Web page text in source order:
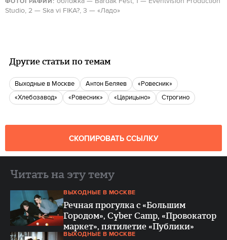
Studio, 2 — Ska vi FIKA?, 3 — «Ладо»
Другие статьи по темам
Выходные в Москве Антон Беляев
«Ровесник»
«Хлебозавод»
«Ровесник» «Царицыно» Строгино
СКОПИРОВАТЬ ССЫЛКУ
Читать на эту тему
ВЫХОДНЫЕ В МОСКВЕ
Речная прогулка с «Большим
Городом», Cyber Camp, «Провокатор
маркет», пятилетие «Публики»
ВЫХОДНЫЕ В МОСКВЕ